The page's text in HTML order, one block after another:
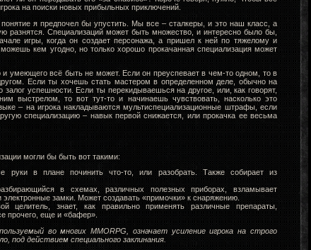
на поиски новых прибыльных приключений.
понятие я предпочел бы упустить. Мы все – сталкеры, и это наш класс, а
разнятся. Специализаций может быть множество, и интересно было бы,
игры, когда он создает персонажа, а пришел к ней по тяжелому и
кем угодно, но только хорошо прокачанная специализация может
и умеющего всё быть не может. Если он преуспевает в чем-то одном, то в
Если ты хочешь стать мастером в определенном деле, обычно на
залог успешности. Если ты перекидываешься на другое, или, как говорят,
выстрелом, то вот тут-то и начинаешь чувствовать, насколько это
– на игрока накладываются мультиспециализационные штрафы, если
специализацию – навык первой снижается, или прокачка ее весьма
могли бы быть вот такими:
руки в плане починить что-то, или разобрать. Также собирает из
в схемах, различных полезных приборах, взламывает
замки. Может создавать «примочки» к снаряжению.
целитель, знает, как правильно применять различные препараты,
прочего, еще и «бафер».
во многих MMORPG, означает усиление игрока на строго
под действием специального заклинания.